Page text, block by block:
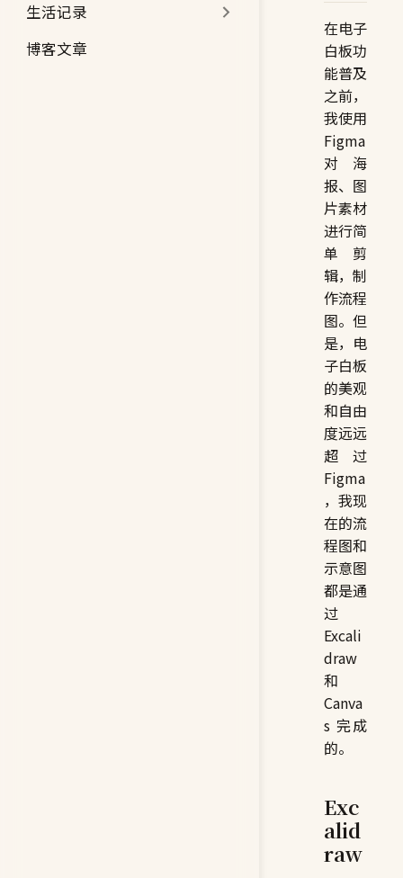
生活记录
博客文章
在电子
白板功
能普及
之前，
我使用
Figma
对海
报、图
片素材
进行简
单剪
辑，制
作流程
图。但
是，电
子白板
的美观
和自由
度远远
超过
Figma
，我现
在的流
程图和
示意图
都是通
过
Excali
draw
和
Canva
s 完成
的。
Exc
alid
raw